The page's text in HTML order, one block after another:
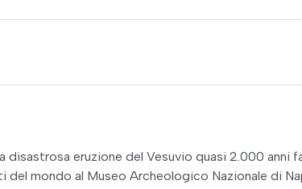
eruzione del Vesuvio quasi 2.000 anni
mondo al Museo Archeologico Nazionale di